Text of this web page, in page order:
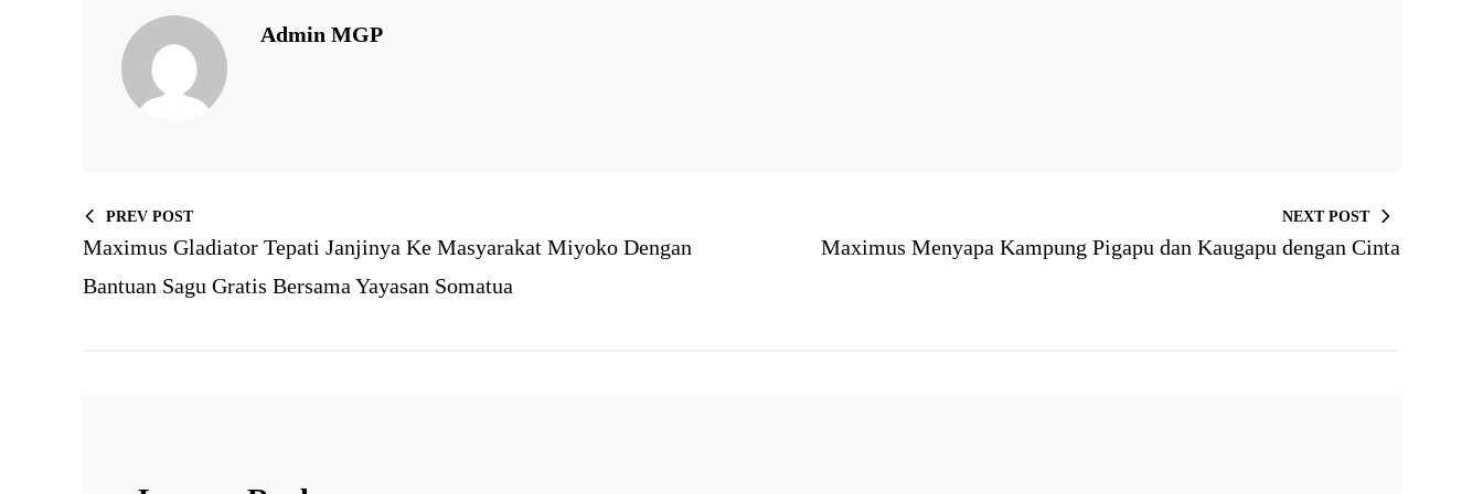
Admin MGP
PREV POST
Maximus Gladiator Tepati Janjinya Ke Masyarakat Miyoko Dengan
Bantuan Sagu Gratis Bersama Yayasan Somatua
NEXT POST
Maximus Menyapa Kampung Pigapu dan Kaugapu dengan Cinta